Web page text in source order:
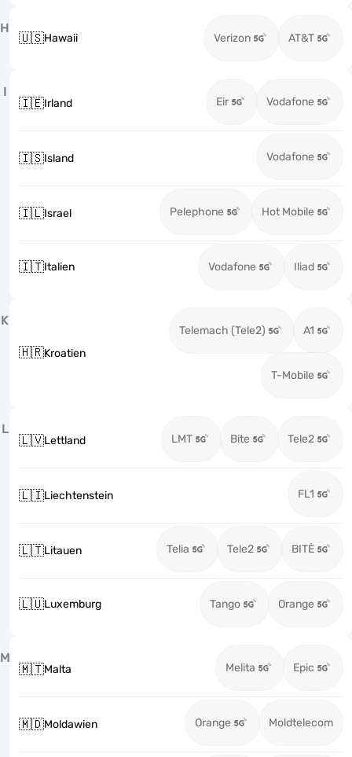
H
🇺🇸Hawaii Verizon AT&T
I
🇮🇪Irland Eir Vodafone
🇮🇸Island Vodafone
🇮🇱Israel Pelephone Hot Mobile
🇮🇹Italien Vodafone Iliad
K
🇭🇷Kroatien
Telemach (Tele2) A1
T-Mobile
L
🇱🇻Lettland LMT Bite Tele2
🇱🇮Liechtenstein FL1
🇱🇹Litauen Telia Tele2 BITĖ
🇱🇺Luxemburg Tango Orange
M
🇲🇹Malta Melita Epic
🇲🇩Moldawien Orange Moldtelecom